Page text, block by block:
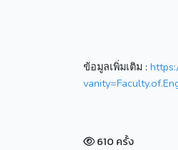
ข้อมูลเพิ่มเติม :
610 ครั้ง